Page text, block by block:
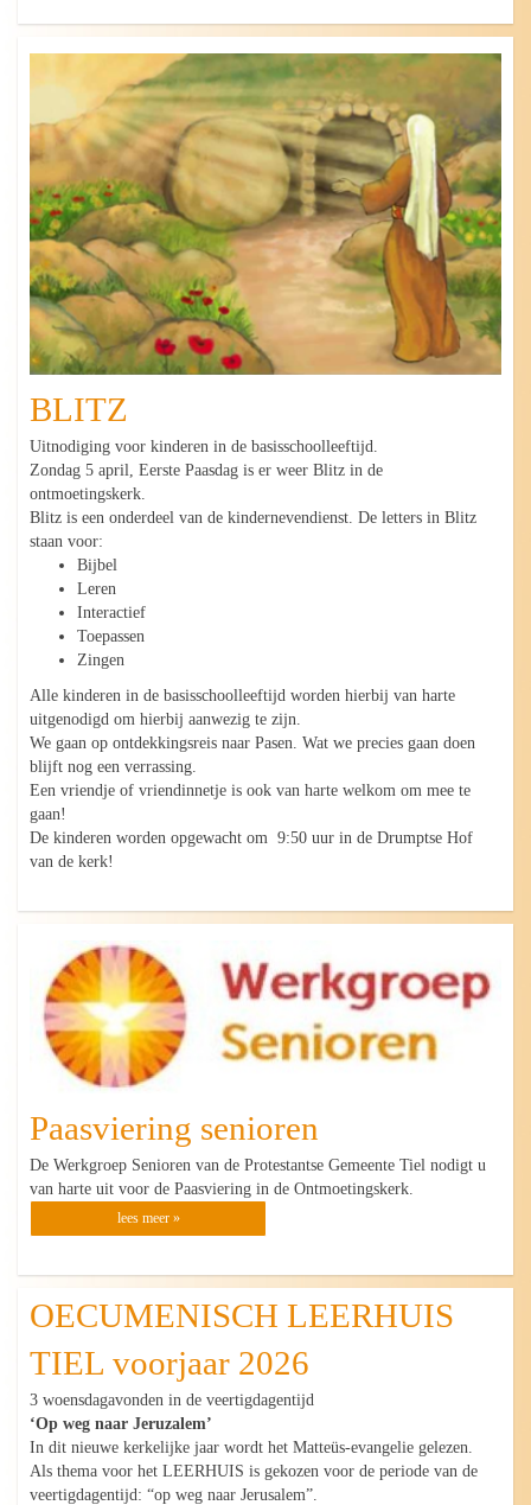
BLITZ
Uitnodiging voor kinderen in de basisschoolleeftijd.
Zondag 5 april, Eerste Paasdag is er weer Blitz in de
ontmoetingskerk.
Blitz is een onderdeel van de kindernevendienst. De letters in Blitz
staan voor:
Bijbel
Leren
Interactief
Toepassen
Zingen
Alle kinderen in de basisschoolleeftijd worden hierbij van harte
uitgenodigd om hierbij aanwezig te zijn.
We gaan op ontdekkingsreis naar Pasen. Wat we precies gaan doen
blijft nog een verrassing.
Een vriendje of vriendinnetje is ook van harte welkom om mee te
gaan!
De kinderen worden opgewacht om 9:50 uur in de Drumptse Hof
van de kerk!
Paasviering senioren
De Werkgroep Senioren van de Protestantse Gemeente Tiel nodigt u
van harte uit voor de Paasviering in de Ontmoetingskerk.
lees meer »
OECUMENISCH LEERHUIS
TIEL voorjaar 2026
3 woensdagavonden in de veertigdagentijd
‘Op weg naar Jeruzalem’
In dit nieuwe kerkelijke jaar wordt het Matteüs-evangelie gelezen.
Als thema voor het LEERHUIS is gekozen voor de periode van de
veertigdagentijd: “op weg naar Jerusalem”.